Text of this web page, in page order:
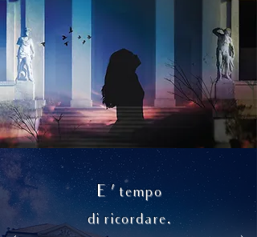
E ’ tempo
di ricordare.